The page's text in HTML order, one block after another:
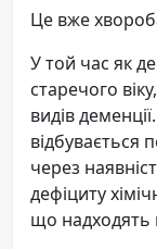
Це вже
У той час як
старечого
видів
відбувається
через
дефіциту
що надходять